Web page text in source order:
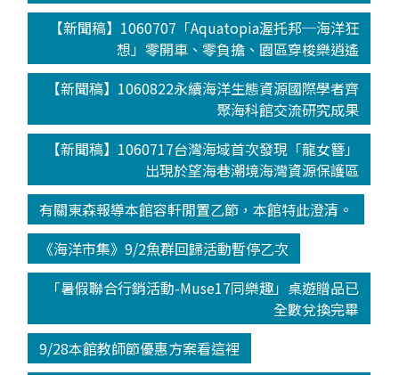
【新聞稿】1060707「Aquatopia渥托邦─海洋狂
想」零開車、零負擔、園區穿梭樂逍遙
【新聞稿】1060822永續海洋生態資源國際學者齊
聚海科館交流研究成果
【新聞稿】1060717台灣海域首次發現「龍女簪」
出現於望海巷潮境海灣資源保護區
有關東森報導本館容軒閒置乙節，本館特此澄清。
《海洋市集》9/2魚群回歸活動暫停乙次
「暑假聯合行銷活動-Muse17同樂趣」桌遊贈品已
全數兌換完畢
9/28本館教師節優惠方案看這裡